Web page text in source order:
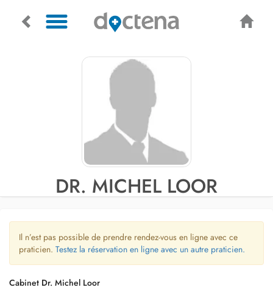
DR. MICHEL LOOR
Il n’est pas possible de prendre rendez-vous en ligne avec ce
praticien. Testez la réservation en ligne avec un autre praticien.
Cabinet Dr. Michel Loor